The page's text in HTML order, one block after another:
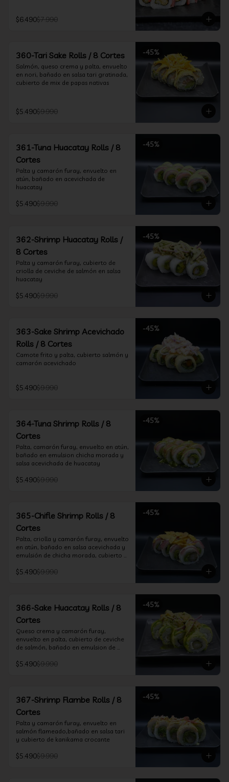
$6.490$7.990
-45%
360-Tari Sake Rolls / 8 Cortes
Salmón, queso crema y palta, envuelto
en nori, bañado en salsa tari gratinada,
cubierto de mix de papas nativas
$5.490$9.990
-45%
361-Tuna Huacatay Rolls / 8
Cortes
Palta y camarón furay, envuelto en
atún, bañado en acevichada de
huacatay
$5.490$9.990
-45%
362-Shrimp Huacatay Rolls /
8 Cortes
Palta y camarón furay, cubierto de
criolla de ceviche de salmón en salsa
huacatay
$5.490$9.990
-45%
363-Sake Shrimp Acevichado
Rolls / 8 Cortes
Camote frito y palta, cubierto salmón y
camarón acevichado
$5.490$9.990
-45%
364-Tuna Shrimp Rolls / 8
Cortes
Palta, camarón furay, envuelto en atún,
bañado en emulsion chicha morada y
salsa acevichada de huacatay
$5.490$9.990
-45%
365-Chifle Shrimp Rolls / 8
Cortes
Palta, criolla y camarón furay, envuelto
en atún, bañado en salsa acevichada y
emulsión de chicha morada, cubierto
$5.490$9.990
-45%
366-Sake Huacatay Rolls / 8
Cortes
Queso crema y camarón furay,
envuelto en palta, cubierto de ceviche
de salmón, bañado en emulsion de
$5.490$9.990
-45%
367-Shrimp Flambe Rolls / 8
Cortes
Palta y camarón furay, envuelto en
salmón flameado,bañado en salsa tari
y cubierto de kanikama crocante
$5.490$9.990